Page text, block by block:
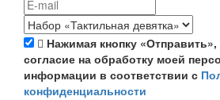
Нажимая кнопку
согласие на обработку моей
информации в соответствии с
конфиденциальности